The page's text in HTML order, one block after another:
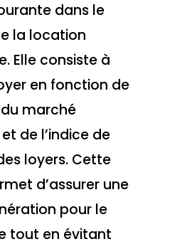
dans le
la location
Elle consiste à
en fonction de
marché
de l’indice de
loyers. Cette
d’assurer une
pour le
tout en évitant